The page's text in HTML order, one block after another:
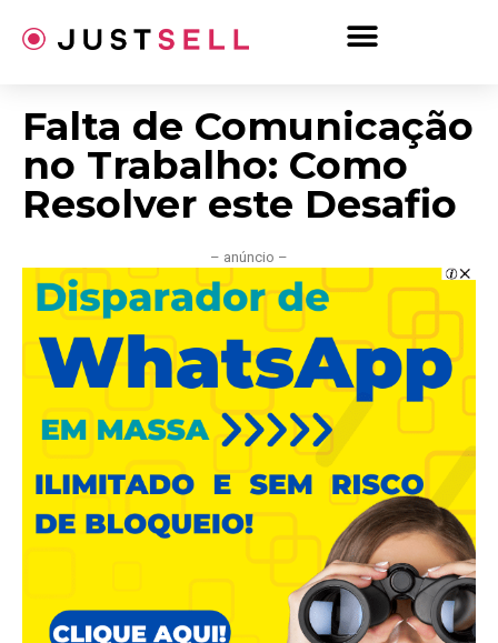
para
Falta de Comunicação
no Trabalho: Como
Resolver este Desafio
– anúncio –